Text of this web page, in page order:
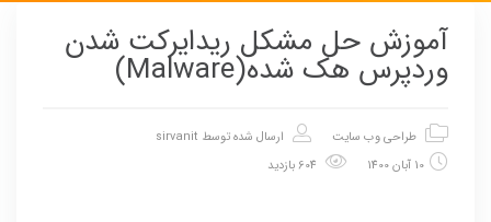
آموزش حل مشکل ریدایرکت شدن
وردپرس هک شده(Malware)
طراحی وب سایت ارسال شده توسط sirvanit
10 آبان 1400